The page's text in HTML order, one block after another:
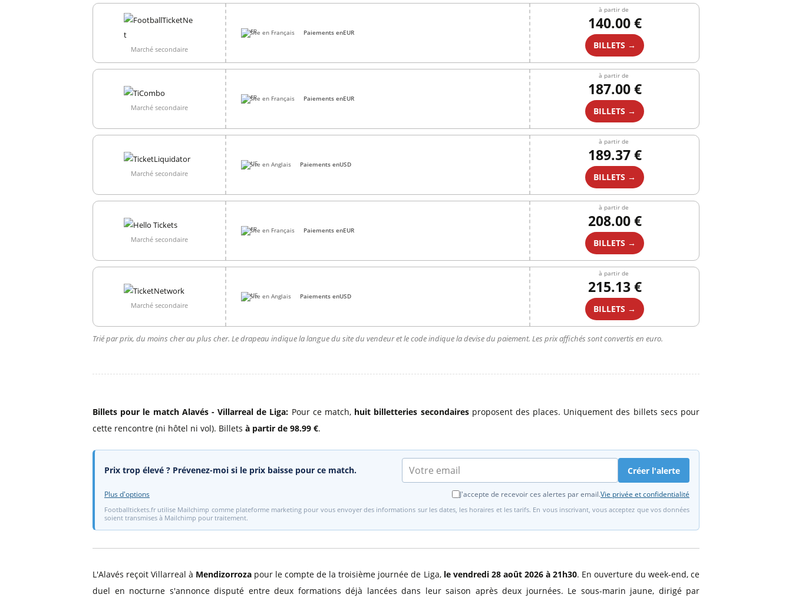
Marché secondaire
Site en Français Paiements enEUR
à partir de
140.00 €
BILLETS →
Marché secondaire
Site en Français Paiements enEUR
à partir de
187.00 €
BILLETS →
Marché secondaire
Site en Anglais Paiements enUSD
à partir de
189.37 €
BILLETS →
Marché secondaire
Site en Français Paiements enEUR
à partir de
208.00 €
BILLETS →
Marché secondaire
Site en Anglais Paiements enUSD
à partir de
215.13 €
BILLETS →
Trié par prix, du moins cher au plus cher. Le drapeau indique la langue du site du vendeur et le code indique la devise du paiement. Les prix affichés sont convertis en euro.
Billets pour le match Alavés - Villarreal de Liga: Pour ce match, huit billetteries secondairesproposent des places. Uniquement des billets secs pour
cette rencontre (ni hôtel ni vol). Billets à partir de 98.99 €.
Prix trop élevé ? Prévenez-moi si le prix baisse pour ce match. Créer l'alerte
J'accepte de recevoir ces alertes par email.Vie privée et confidentialité
Plus d'options
Footballtickets.fr utilise Mailchimp comme plateforme marketing pour vous envoyer des informations sur les dates, les horaires et les tarifs. En vous inscrivant, vous acceptez que vos données
soient transmises à Mailchimp pour traitement.
L'Alavés reçoit Villarreal à Mendizorroza pour le compte de la troisième journée de Liga, le vendredi 28 août 2026 à 21h30. En ouverture du week-end, ce
duel en nocturne s'annonce disputé entre deux formations déjà lancées dans leur saison après deux journées. Le sous-marin jaune, dirigé par